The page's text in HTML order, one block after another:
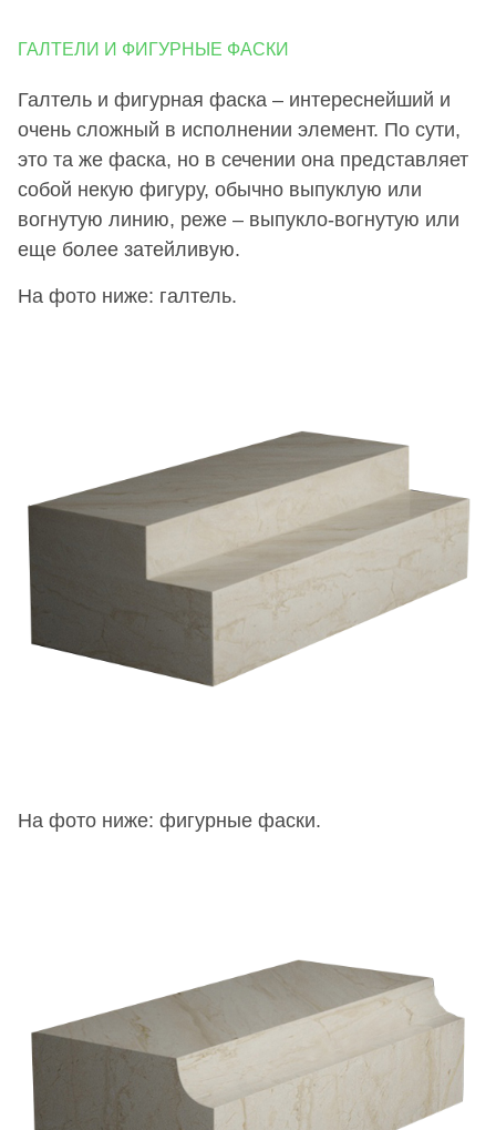
ГАЛТЕЛИ И ФИГУРНЫЕ ФАСКИ
Галтель и фигурная фаска – интереснейший и
очень сложный в исполнении элемент. По сути,
это та же фаска, но в сечении она представляет
собой некую фигуру, обычно выпуклую или
вогнутую линию, реже – выпукло-вогнутую или
еще более затейливую.
На фото ниже: галтель.
На фото ниже: фигурные фаски.